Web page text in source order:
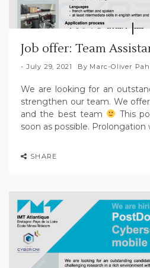
Job offer: Team
July 29, 2021 By Marc-Oliver
We are looking for an
strengthen our team. We
and the best team
This
soon as possible. Prolongation
SHARE